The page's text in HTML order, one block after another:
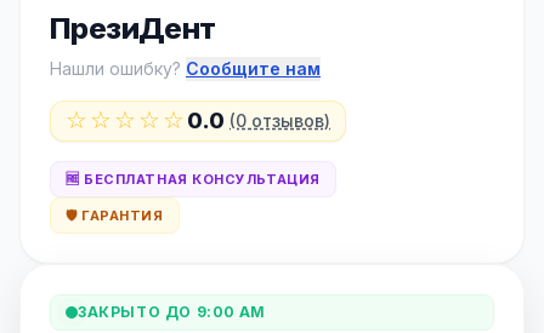
ПрезиДент
Нашли ошибку? Сообщите нам
☆☆☆☆☆0.0 (0 отзывов)
🆓 БЕСПЛАТНАЯ КОНСУЛЬТАЦИЯ
🛡️ ГАРАНТИЯ
ЗАКРЫТО ДО 9:00 AM